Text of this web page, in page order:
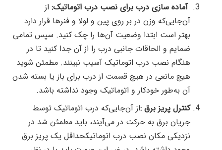
آماده سازی درب برای نصب درب اتوماتیک: از
آن‌جایی‌که وزن در بر روی پین و لولا و فنرها قرار دارد
بهتر است ابتدا وضعیت آن‌ها را چک کنید. سپس تمامی
ضمایم و الحاقات جانبی درب را از آن جدا کنید تا در
هنگام نصب درب اتوماتیک آسیب نبینند. مطمئن شوید
هیچ مانعی در هیچ قسمت از درب برای باز یا بسته شدن
آن به‌طور خودکار و اتوماتیک وجود نداشته باشد.
کنترل پریز برق :از آن‌جایی‌که درب اتوماتیک توسط
جریان برق به حرکت در می‌آیند، باید مطمئن شد در
نزدیکی مکان نصب درب اتوماتیکحداقل یک پریز برق